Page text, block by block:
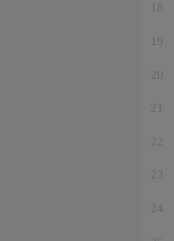
18
19
20
21
22
23
24